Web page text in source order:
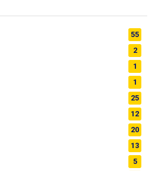
55
2
1
1
25
12
20
13
5